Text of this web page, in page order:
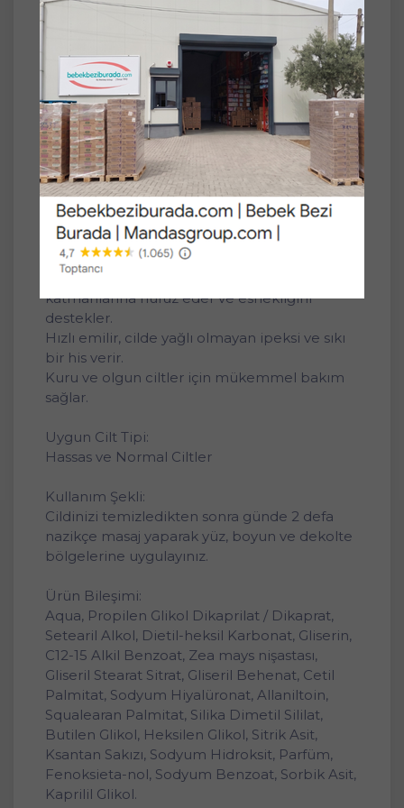
Ürün Faydaları:
Cildin nem rezervelerini korumaya
yardımcıdır.
Kırışıklıkları gözle görülür derecede belirgin
azaltmaya yardımcı Hyalüron Kompleks
içerir.
Hyalüron Kompleksi üç farklı şekilde cilde
etkir.
Uzun zincirli hyalüronik asit nemi doğrudan
cilt yüzeyine bağlar ve böylece daha
pürüzsüz bir cilt sağlar.
Kısa zincirli hyalüronik asit, cildin daha derin
katmanlarına nüfuz eder ve esnekliğini
destekler.
Hızlı emilir, cilde yağlı olmayan ipeksi ve sıkı
bir his verir.
Kuru ve olgun ciltler için mükemmel bakım
sağlar.
Uygun Cilt Tipi:
Hassas ve Normal Ciltler
Kullanım Şekli:
Cildinizi temizledikten sonra günde 2 defa
nazikçe masaj yaparak yüz, boyun ve dekolte
bölgelerine uygulayınız.
Ürün Bileşimi:
Aqua, Propilen Glikol Dikaprilat / Dikaprat,
Setearil Alkol, Dietil-heksil Karbonat, Gliserin,
C12-15 Alkil Benzoat, Zea mays nişastası,
Gliseril Stearat Sitrat, Gliseril Behenat, Cetil
Palmitat, Sodyum Hiyalüronat, Allaniltoin,
Squalearan Palmitat, Silika Dimetil Sililat,
Butilen Glikol, Heksilen Glikol, Sitrik Asit,
Ksantan Sakızı, Sodyum Hidroksit, Parfüm,
Fenoksieta-nol, Sodyum Benzoat, Sorbik Asit,
Kaprilil Glikol.